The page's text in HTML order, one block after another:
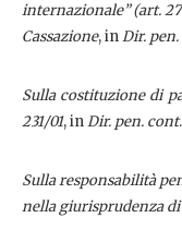
internazionale” (art.
Cassazione, inDir.
Sulla costituzione di
231/01, inDir. pen. cont
Sulla responsabilità
nella giurisprudenza